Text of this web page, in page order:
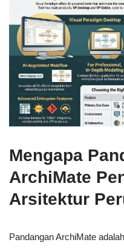
Mengapa
ArchiMate
Arsitektur
Pandangan ArchiMate